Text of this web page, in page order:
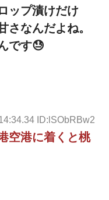
ップ漬けだけ
さなんだよね。
です😓
ID:lSObRBw2
空港に着くと桃